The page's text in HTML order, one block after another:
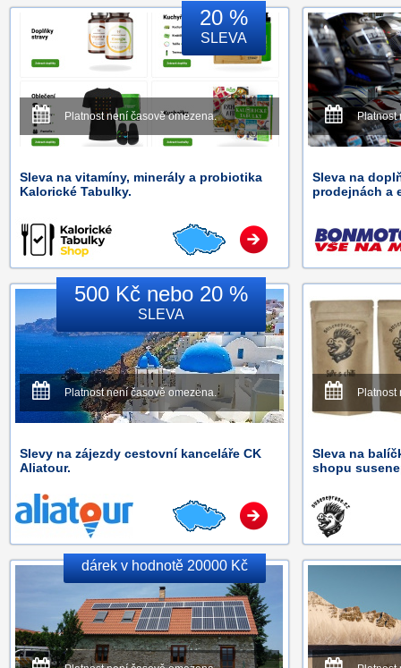
20 %
SLEVA
Platnost není časově omezena.
Sleva na vitamíny, minerály a probiotika
Kalorické Tabulky.
Platnost
Sleva na
prodejnách a
500 Kč nebo 20 %
SLEVA
Platnost není časově omezena.
Slevy na zájezdy cestovní kanceláře CK
Aliatour.
Platnost
Sleva na
shopu
dárek v hodnotě 20000 Kč